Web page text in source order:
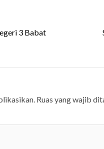
3 Babat
Ruas yang wajib